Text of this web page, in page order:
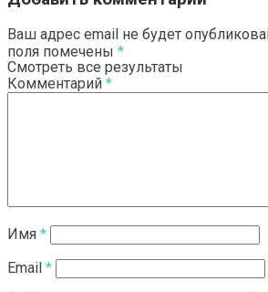
Смотреть все результаты
Ваш адрес email не будет
поля помечены *
Комментарий *
Имя *
Email *